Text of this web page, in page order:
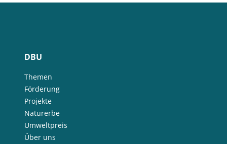
DBU
Themen
Förderung
Projekte
Naturerbe
Umweltpreis
Über uns